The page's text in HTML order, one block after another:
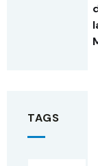
TAGS